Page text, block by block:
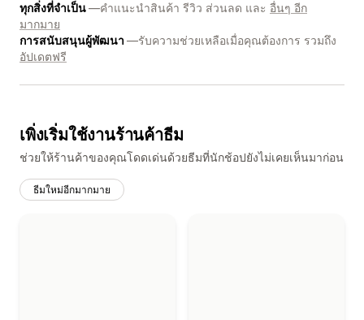
ทุกสิ่งที่จำเป็น—คำแนะนำสินค้า รีวิว ส่วนลด และ อื่นๆ อีก
มากมาย
การสนับสนุนผู้พัฒนา —รับความช่วยเหลือเมื่อคุณต้องการ รวมถึง
อัปเดตฟรี
เพิ่งเริ่มใช้งานร้านค้าธีม
ช่วยให้ร้านค้าของคุณโดดเด่นด้วยธีมที่นักช้อปยังไม่เคยเห็นมาก่อน
ธีมใหม่อีกมากมาย